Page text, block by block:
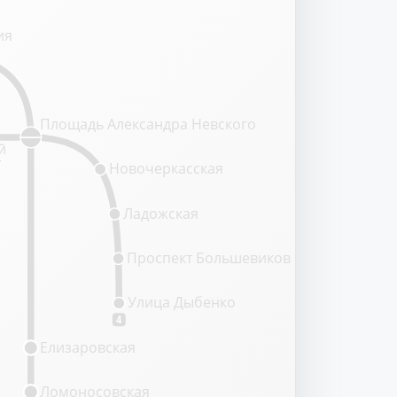
4
Площадь Александра Невского
Новочеркасская
Ладожская
Проспект Большевиков
Улица Дыбенко
Ломоносовская
Елизаровская